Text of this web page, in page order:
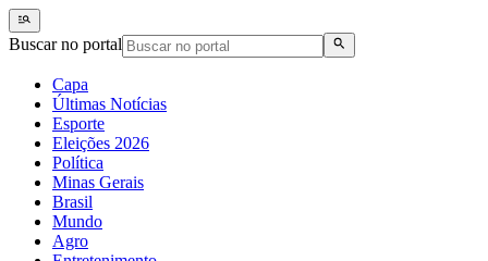
Buscar no portal
Capa
Últimas Notícias
Esporte
Eleições 2026
Política
Minas Gerais
Brasil
Mundo
Agro